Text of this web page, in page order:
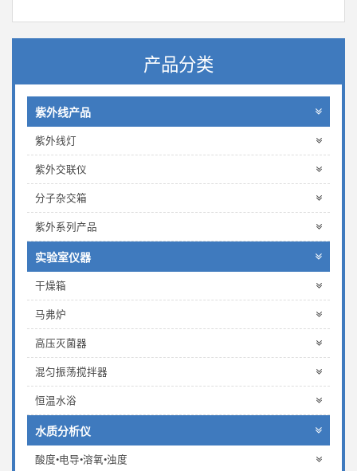
产品分类
紫外线产品
紫外线灯
紫外交联仪
分子杂交箱
紫外系列产品
实验室仪器
干燥箱
马弗炉
高压灭菌器
混匀振荡搅拌器
恒温水浴
水质分析仪
酸度•电导•溶氧•浊度